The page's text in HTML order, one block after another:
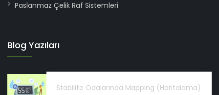
Paslanmaz Çelik Raf Sistemleri
Blog Yazıları
Stabilite Odalarında Mapping (Haritalama)